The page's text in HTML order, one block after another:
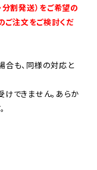
分割発送）をご希望の
ご注文をご検討くだ
も、同様の対応と
できません。あらか